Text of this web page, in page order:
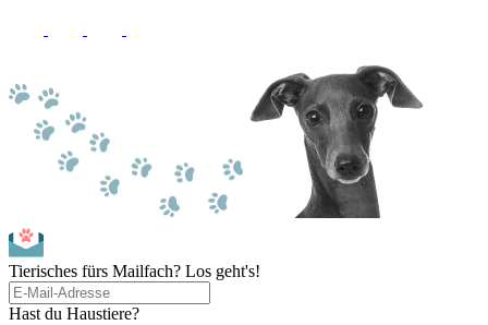
Tierisches fürs Mailfach? Los geht's!
Hast du Haustiere?